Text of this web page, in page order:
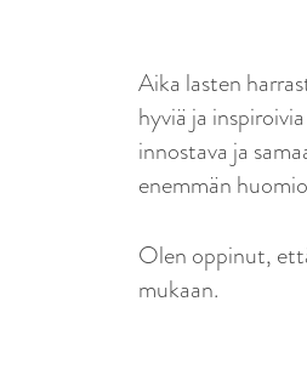
Aika lasten
hyviä ja
innostava ja
enemmän
Olen oppinut,
mukaan.